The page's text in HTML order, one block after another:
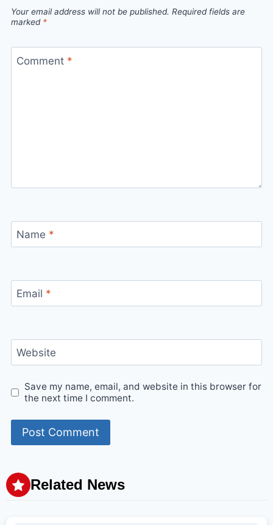
Your email address will not be published. Required fields are
marked *
Comment *
Name *
Email *
Website
Save my name, email, and website in this browser for
the next time I comment.
Related News